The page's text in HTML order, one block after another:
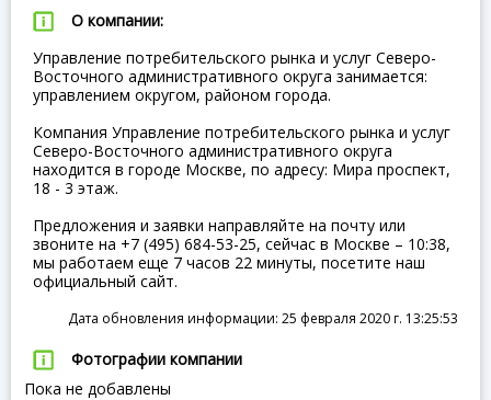
О компании:
Управление потребительского рынка и услуг Северо-
Восточного административного округа занимается:
управлением округом, районом города.
Компания Управление потребительского рынка и услуг
Северо-Восточного административного округа
находится в городе Москве, по адресу: Мира проспект,
18 - 3 этаж.
Предложения и заявки направляйте на почту или
звоните на +7 (495) 684-53-25, сейчас в Москве – 10:38,
мы работаем еще 7 часов 22 минуты, посетите наш
официальный сайт.
Дата обновления информации: 25 февраля 2020 г. 13:25:53
Фотографии компании
Пока не добавлены